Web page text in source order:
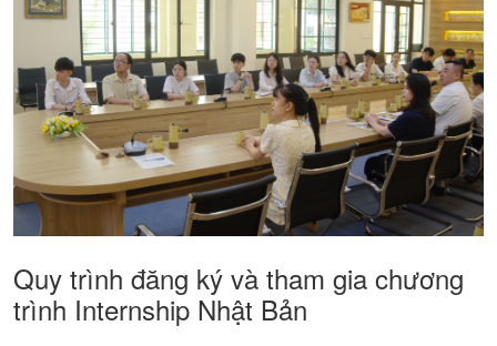
Quy trình đăng ký và tham gia chương
trình Internship Nhật Bản